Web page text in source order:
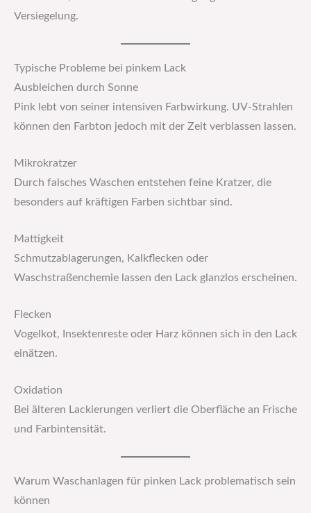
Versiegelung.
Typische Probleme bei pinkem Lack
Ausbleichen durch Sonne
Pink lebt von seiner intensiven Farbwirkung. UV-Strahlen
können den Farbton jedoch mit der Zeit verblassen lassen.
Mikrokratzer
Durch falsches Waschen entstehen feine Kratzer, die
besonders auf kräftigen Farben sichtbar sind.
Mattigkeit
Schmutzablagerungen, Kalkflecken oder
Waschstraßenchemie lassen den Lack glanzlos erscheinen.
Flecken
Vogelkot, Insektenreste oder Harz können sich in den Lack
einätzen.
Oxidation
Bei älteren Lackierungen verliert die Oberfläche an Frische
und Farbintensität.
Warum Waschanlagen für pinken Lack problematisch sein
können